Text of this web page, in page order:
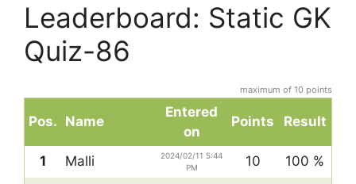
Leaderboard: Static GK
Quiz-86
maximum of 10 points
Pos. Name
Entered
on
Points Result
1 Malli
2024/02/11 5:44
PM
10 100 %